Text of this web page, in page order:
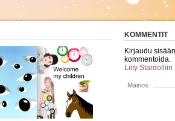
KOMMENTIT
Kirjaudu
kommentoida.
Liity Stardolliin
Mainos